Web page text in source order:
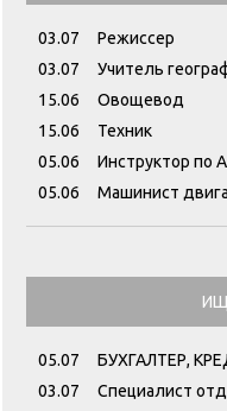
03.07
Режиссер
03.07
Учитель
15.06
Овощевод
15.06
Техник
05.06
Инструктор по
05.06
Машинист
05.07
БУХГАЛТЕР,
03.07
Специалист